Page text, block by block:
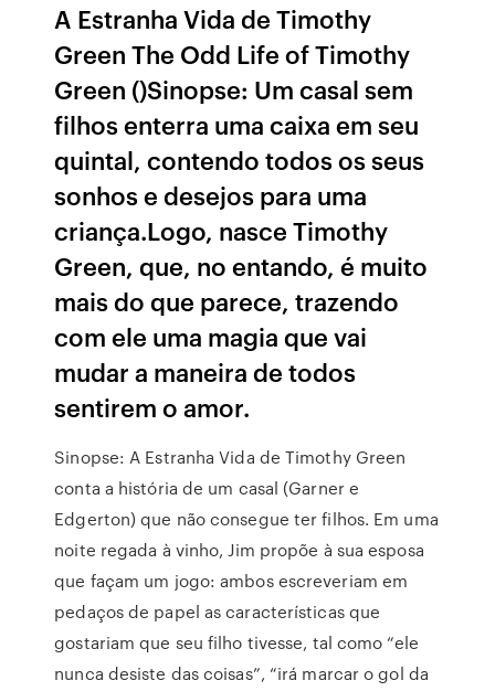
A Estranha Vida de Timothy
Green The Odd Life of Timothy
Green ()Sinopse: Um casal sem
filhos enterra uma caixa em seu
quintal, contendo todos os seus
sonhos e desejos para uma
criança.Logo, nasce Timothy
Green, que, no entando, é muito
mais do que parece, trazendo
com ele uma magia que vai
mudar a maneira de todos
sentirem o amor.
Sinopse: A Estranha Vida de Timothy Green
conta a história de um casal (Garner e
Edgerton) que não consegue ter filhos. Em uma
noite regada à vinho, Jim propõe à sua esposa
que façam um jogo: ambos escreveriam em
pedaços de papel as características que
gostariam que seu filho tivesse, tal como “ele
nunca desiste das coisas”, “irá marcar o gol da